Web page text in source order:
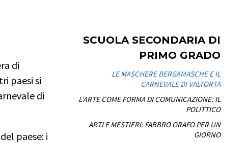
di
paesi si
di
paese: i
SCUOLA SECONDARIA DI
PRIMO GRADO
LE MASCHERE BERGAMASCHE E IL
CARNEVALE DI VALTORTA
L’ARTE COME FORMA DI COMUNICAZIONE: IL
POLITTICO
ARTI E MESTIERI: FABBRO ORAFO PER UN
GIORNO